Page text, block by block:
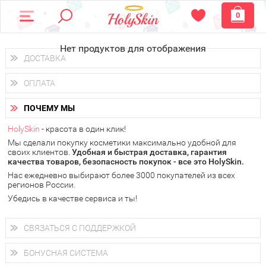
0
Нет продуктов для отображения
ДОСТАВКА
Доставка осуществляетсяпо всем городам России.
Вы можете выбрать доставку курьером, Почтой России или
получить заказ в пунктах выдачи PickPoint или пункте
самовывоза.
В 20 городах России доставка осуществляется ужена
следующий день.
у Вас всегда есть возможность получитьбесплатную
доставку от HolySkin.
подробнее об условиях доставки и оплаты в Вашем городе
ОПЛАТА
Вы можете оплатить свой заказ любым удобным способом:
наличными деньгами (
через интернет-банк (Альфа-банк, Сбербанк) и другими
электронными способами.
ПОЧЕМУ МЫ
HolySkin - красота в один клик!
Мы сделали покупку косметики максимально удобной для
своих клиентов. Удобная и быстрая доставка, гарантия
качества товаров, безопасность покупок - все это HolySkin.
Нас ежедневно выбирают более 3000 покупателей из всех
регионов России.
Убедись в качестве сервиса и ты!
СВЯЗАТЬСЯ С ПОДДЕРЖКОЙ
+7 (800) 707-24-55
Мы будем рады ответить на все Ваши вопросы по работе
магазина, проконсультировать по товарам, рассказать о
БОНУСНАЯ СИСТЕМА